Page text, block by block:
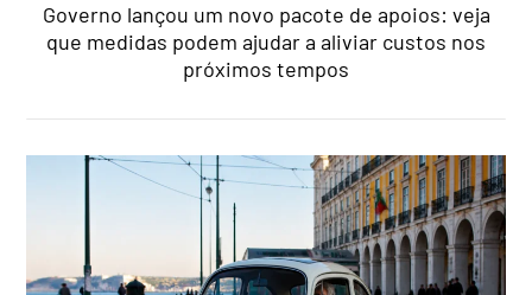
Governo lançou um novo pacote de apoios: veja
que medidas podem ajudar a aliviar custos nos
próximos tempos